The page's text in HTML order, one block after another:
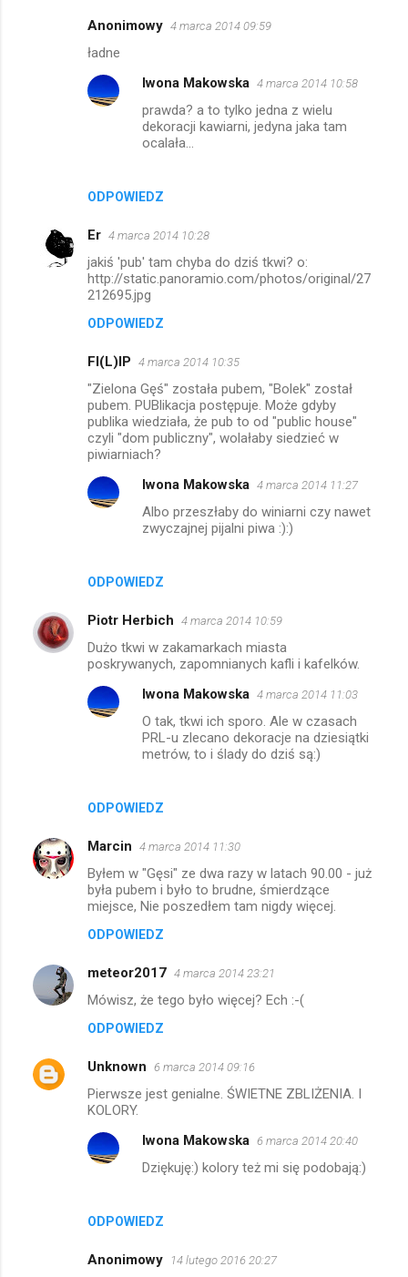
Anonimowy 4 marca 2014 09:59
ładne
ODPOWIEDZ
Iwona Makowska 4 marca 2014 10:58
prawda? a to tylko jedna z wielu
dekoracji kawiarni, jedyna jaka tam
ocalała...
Er 4 marca 2014 10:28
jakiś 'pub' tam chyba do dziś tkwi? o:
http://static.panoramio.com/photos/original/27
212695.jpg
ODPOWIEDZ
FI(L)IP 4 marca 2014 10:35
"Zielona Gęś" została pubem, "Bolek" został
pubem. PUBlikacja postępuje. Może gdyby
publika wiedziała, że pub to od "public house"
czyli "dom publiczny", wolałaby siedzieć w
piwiarniach?
ODPOWIEDZ
Iwona Makowska 4 marca 2014 11:27
Albo przeszłaby do winiarni czy nawet
zwyczajnej pijalni piwa :):)
Piotr Herbich 4 marca 2014 10:59
Dużo tkwi w zakamarkach miasta
poskrywanych, zapomnianych kafli i kafelków.
ODPOWIEDZ
Iwona Makowska 4 marca 2014 11:03
O tak, tkwi ich sporo. Ale w czasach
PRL-u zlecano dekoracje na dziesiątki
metrów, to i ślady do dziś są:)
Marcin 4 marca 2014 11:30
Byłem w "Gęsi" ze dwa razy w latach 90.00 - już
była pubem i było to brudne, śmierdzące
miejsce, Nie poszedłem tam nigdy więcej.
ODPOWIEDZ
meteor2017 4 marca 2014 23:21
Mówisz, że tego było więcej? Ech :-(
ODPOWIEDZ
Unknown 6 marca 2014 09:16
Pierwsze jest genialne. ŚWIETNE ZBLIŻENIA. I
KOLORY.
ODPOWIEDZ
Iwona Makowska 6 marca 2014 20:40
Dziękuję:) kolory też mi się podobają:)
Anonimowy 14 lutego 2016 20:27